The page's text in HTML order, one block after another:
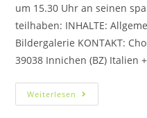
um 15.30 Uhr an seinen
teilhaben: INHALTE:
Bildergalerie KONTAKT:
39038 Innichen (BZ) Italien
Weiterlesen